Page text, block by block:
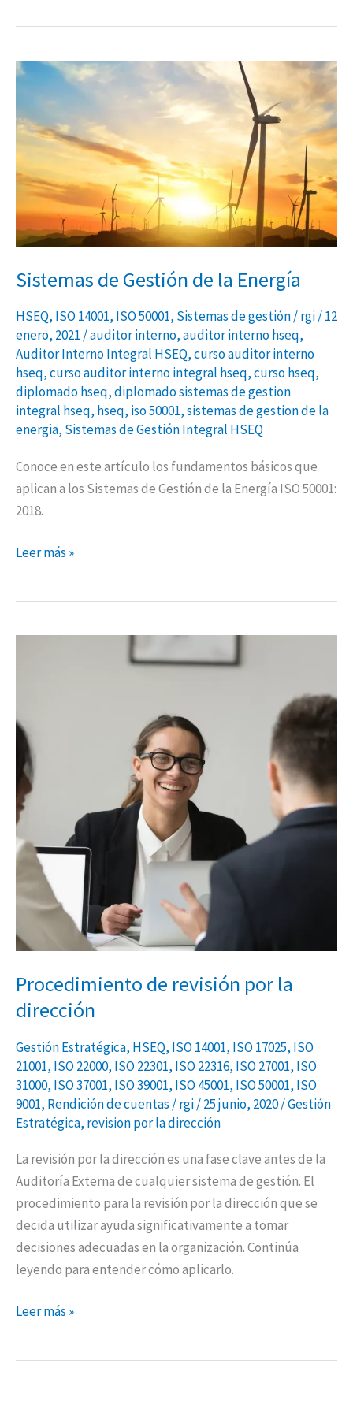
Sistemas de Gestión de la Energía
HSEQ, ISO 14001, ISO 50001, Sistemas de gestión/rgi/12
enero, 2021/auditor interno,auditor interno hseq,
Auditor Interno Integral HSEQ,curso auditor interno
hseq,curso auditor interno integral hseq,curso hseq,
diplomado hseq,diplomado sistemas de gestion
integral hseq, hseq, iso 50001,sistemas de gestion de la
energia, Sistemas de Gestión Integral HSEQ
Conoce en este artículo los fundamentos básicos que
aplican a los Sistemas de Gestión de la Energía ISO 50001:
2018.
Sistemas
Gestión
de
Energía
Leer más »
Procedimiento de revisión por la
dirección
Gestión Estratégica, HSEQ, ISO 14001, ISO 17025, ISO
21001, ISO 22000, ISO 22301, ISO 22316, ISO 27001, ISO
31000, ISO 37001, ISO 39001, ISO 45001, ISO 50001, ISO
9001, Rendición de cuentas /rgi/25 junio, 2020/Gestión
Estratégica, revision por la dirección
La revisión por la dirección es una fase clave antes de la
Auditoría Externa de cualquier sistema de gestión. El
procedimiento para la revisión por la dirección que se
decida utilizar ayuda significativamente a tomar
decisiones adecuadas en la organización. Continúa
leyendo para entender cómo aplicarlo.
la
dirección
Leer más »